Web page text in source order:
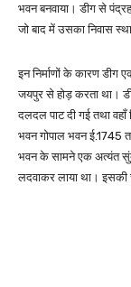
भवन बनवाया। डीग से
जो बाद में उसका निवास
इन निर्माणों के कारण डीग
जयपुर से होड़ करता था।
दलदल पाट दी गई तथा वहाँ
भवन गोपाल भवन ई.1745
भवन के सामने एक अत्यंत
लदवाकर लाया था। इसकी